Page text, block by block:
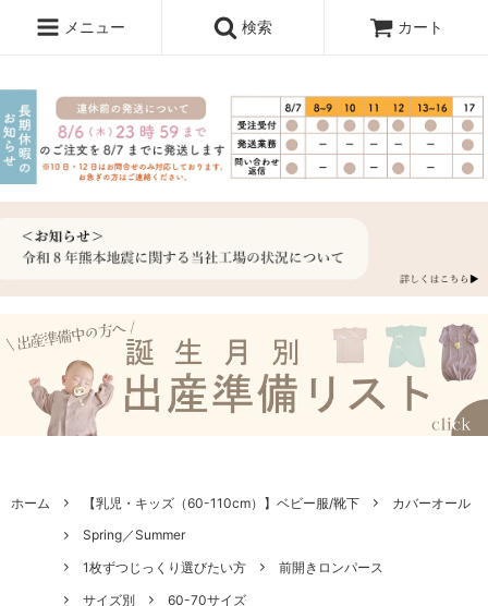
メニュー 検索 カート
ホーム 【乳児・キッズ（60-110cm）】ベビー服/靴下
カバーオール
Spring／Summer
1枚ずつじっくり選びたい方
前開きロンパース
サイズ別
60-70サイズ